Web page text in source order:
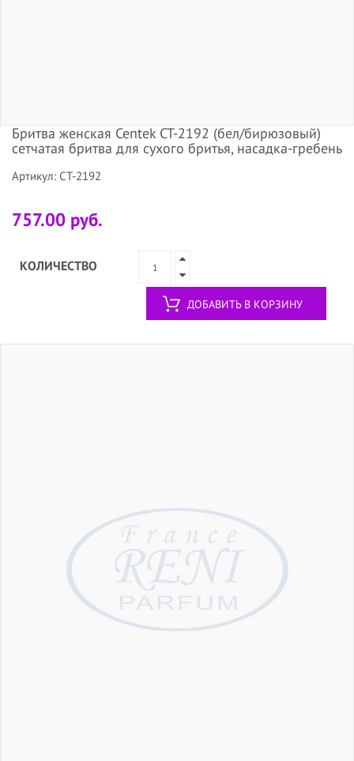
Бритва женская Centek CT-2192 (бел/бирюзовый)
сетчатая бритва для сухого бритья, насадка-гребень
Артикул: CT-2192
757.00 руб.
КОЛИЧЕСТВО
ДОБАВИТЬ В КОРЗИНУ